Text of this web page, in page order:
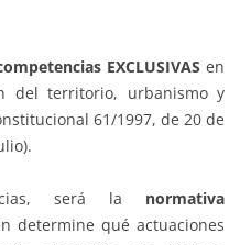
EXCLUSIVAS en
del territorio, urbanismo y
61/1997, de 20 de
será la normativa
determine qué actuaciones